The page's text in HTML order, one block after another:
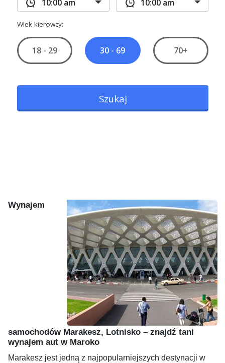
Wynajem
samochodów Marakesz, Lotnisko – znajdź tani
wynajem aut w Maroko
Marakesz jest jedną z najpopularniejszych destynacji w